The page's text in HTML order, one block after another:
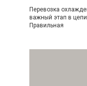
Перевозка
важный этап в цепи
Правильная